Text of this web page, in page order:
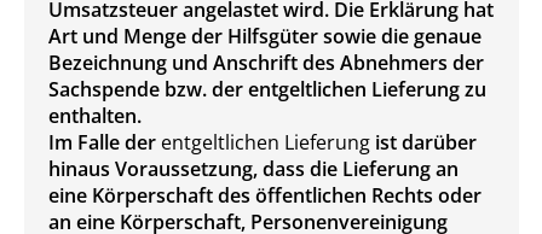
Umsatzsteuer angelastet wird. Die Erklärung hat
Art und Menge der Hilfsgüter sowie die genaue
Bezeichnung und Anschrift des Abnehmers der
Sachspende bzw. der entgeltlichen Lieferung zu
enthalten.
Im Falle der entgeltlichen Lieferung ist darüber
hinaus Voraussetzung, dass die Lieferung an
eine Körperschaft des öffentlichen Rechts oder
an eine Körperschaft, Personenvereinigung